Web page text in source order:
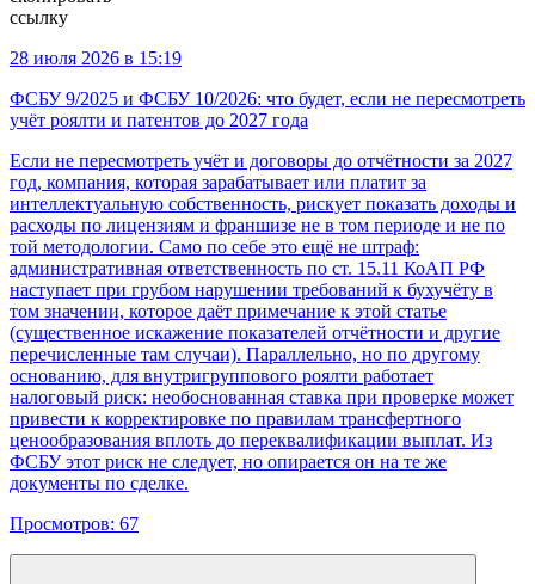
ссылку
28 июля 2026 в 15:19
ФСБУ 9/2025 и ФСБУ 10/2026: что будет, если не пересмотреть
учёт роялти и патентов до 2027 года
Если не пересмотреть учёт и договоры до отчётности за 2027
год, компания, которая зарабатывает или платит за
интеллектуальную собственность, рискует показать доходы и
расходы по лицензиям и франшизе не в том периоде и не по
той методологии. Само по себе это ещё не штраф:
административная ответственность по ст. 15.11 КоАП РФ
наступает при грубом нарушении требований к бухучёту в
том значении, которое даёт примечание к этой статье
(существенное искажение показателей отчётности и другие
перечисленные там случаи). Параллельно, но по другому
основанию, для внутригруппового роялти работает
налоговый риск: необоснованная ставка при проверке может
привести к корректировке по правилам трансфертного
ценообразования вплоть до переквалификации выплат. Из
ФСБУ этот риск не следует, но опирается он на те же
документы по сделке.
Просмотров: 67